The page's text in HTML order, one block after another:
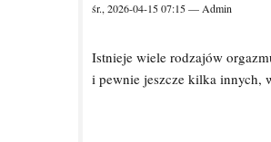
śr., 2026-04-15 07:15 — Admin
Istnieje wiele rodzajów
i pewnie jeszcze kilka innych,